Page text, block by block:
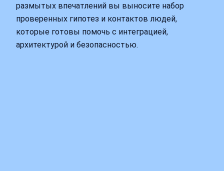
размытых впечатлений вы выносите набор
проверенных гипотез и контактов людей,
которые готовы помочь с интеграцией,
архитектурой и безопасностью.